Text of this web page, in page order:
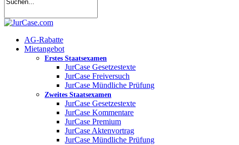
search
account
Menu
AG-Rabatte
Mietangebot
Erstes Staatsexamen
JurCase Gesetzestexte
JurCase Freiversuch
JurCase Mündliche Prüfung
Zweites Staatsexamen
JurCase Gesetzestexte
JurCase Kommentare
JurCase Premium
JurCase Aktenvortrag
JurCase Mündliche Prüfung